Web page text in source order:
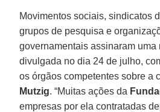
Movimentos sociais, sindicatos
grupos de pesquisa e
governamentais assinaram uma
divulgada no dia 24 de julho,
os órgãos competentes sobre a
Mutzig. “Muitas ações da
empresas por ela contratadas